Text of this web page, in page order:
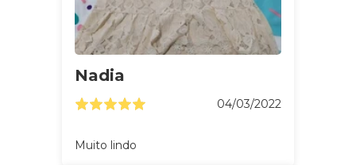
Nadia
04/03/2022
Muito lindo